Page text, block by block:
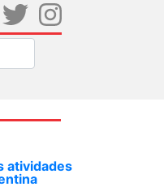
Dia de
Cuba em